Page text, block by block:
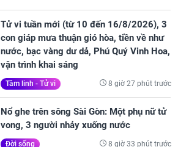
Tử vi tuần mới (từ 10 đến 16/8/2026), 3
con giáp mưa thuận gió hòa, tiền về như
nước, bạc vàng dư dả, Phú Quý Vinh Hoa,
vận trình khai sáng
Tâm linh - Tử vi 8 giờ 27 phút trước
Nổ ghe trên sông Sài Gòn: Một phụ nữ tử
vong, 3 người nhảy xuống nước
Đời sống 8 giờ 33 phút trước